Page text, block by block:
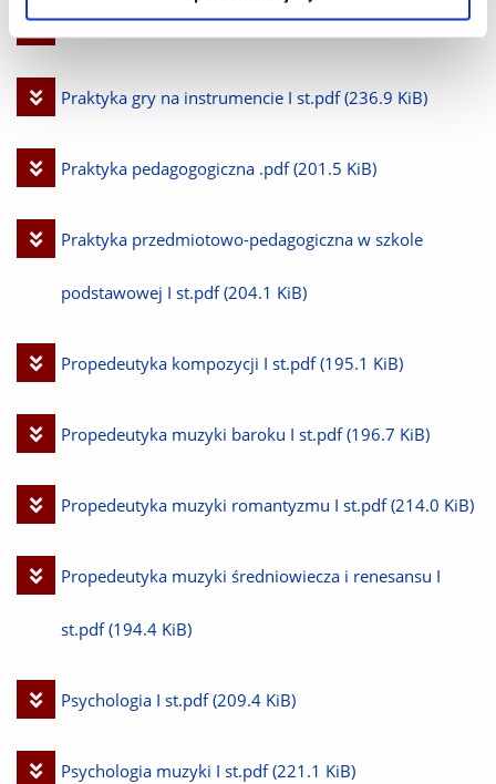
Pobierz
Podstawy dydaktyki I st.pdf (211.2 KiB)
Pobierz
Praktyka gry na instrumencie I st.pdf (236.9 KiB)
Pobierz
Praktyka pedagogogiczna .pdf (201.5 KiB)
Pobierz
plik
Praktyka przedmiotowo-pedagogiczna w szkole
podstawowej I st.pdf (204.1 KiB)
Pobierz
Propedeutyka kompozycji I st.pdf (195.1 KiB)
Pobierz
Propedeutyka muzyki baroku I st.pdf (196.7 KiB)
Pobierz
Propedeutyka muzyki romantyzmu I st.pdf (214.0 KiB)
Pobierz
plik
Propedeutyka muzyki średniowiecza i renesansu I
st.pdf (194.4 KiB)
Pobierz
Psychologia I st.pdf (209.4 KiB)
Pobierz
Psychologia muzyki I st.pdf (221.1 KiB)